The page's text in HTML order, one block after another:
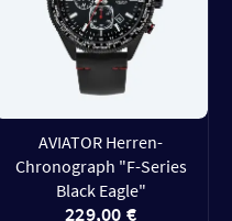
AVIATOR Herren-
Chronograph "F-Series
Black Eagle"
229,00 €